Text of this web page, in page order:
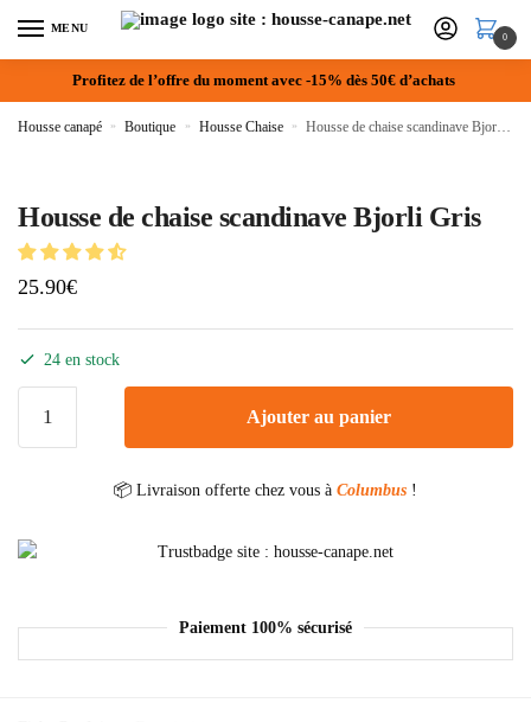
MENU
0
Profitez de l’offre du moment avec -15% dès 50€ d’achats
Housse canapé » Boutique » Housse Chaise » Housse de chaise scandinave Bjorli Gris
Housse de chaise scandinave Bjorli Gris
25.90€
24 en stock
Ajouter au panier
📦 Livraison offerte chez vous à Columbus !
Paiement 100% sécurisé